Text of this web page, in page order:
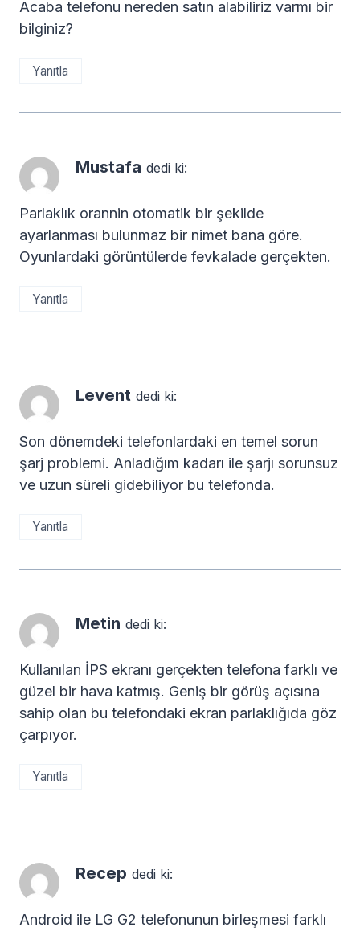
Acaba telefonu nereden satın alabiliriz varmı bir
bilginiz?
Yanıtla
Mustafa dedi ki:
Parlaklık orannin otomatik bir şekilde
ayarlanması bulunmaz bir nimet bana göre.
Oyunlardaki görüntülerde fevkalade gerçekten.
Yanıtla
Levent dedi ki:
Son dönemdeki telefonlardaki en temel sorun
şarj problemi. Anladığım kadarı ile şarjı sorunsuz
ve uzun süreli gidebiliyor bu telefonda.
Yanıtla
Metin dedi ki:
Kullanılan İPS ekranı gerçekten telefona farklı ve
güzel bir hava katmış. Geniş bir görüş açısına
sahip olan bu telefondaki ekran parlaklığıda göz
çarpıyor.
Yanıtla
Recep dedi ki:
Android ile LG G2 telefonunun birleşmesi farklı